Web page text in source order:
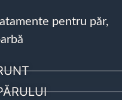
pentru păr,